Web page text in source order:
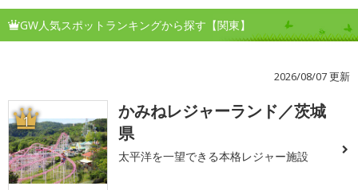
GW人気スポットランキングから探す【関東】
2026/08/07 更新
1
かみねレジャーランド／茨城
県
太平洋を一望できる本格レジャー施設